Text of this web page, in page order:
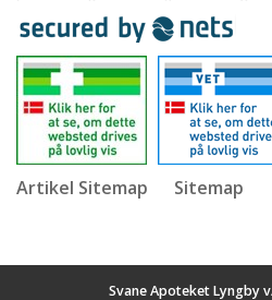
Artikel Sitemap Sitemap
Svane Apoteket Lyngby